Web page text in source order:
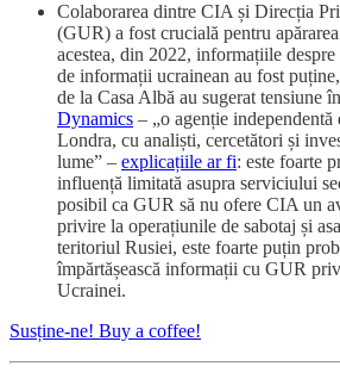
Colaborarea dintre CIA și Direcția
(GUR) a fost crucială pentru
acestea, din 2022, informațiile
de informații ucrainean au fost
de la Casa Albă au sugerat tensiune
Dynamics – „o agenție
Londra, cu analiști, cercetători și
lume” – explicațiile ar fi: este foarte
influență limitată asupra serviciului
posibil ca GUR să nu ofere CIA un
privire la operațiunile de sabotaj și
teritoriul Rusiei, este foarte puțin
împărtășească informații cu GUR
Ucrainei.
Susține-ne! Buy a coffee!